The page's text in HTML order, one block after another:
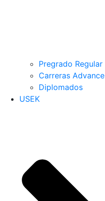
Pregrado Regular
Carreras Advance
Diplomados
USEK